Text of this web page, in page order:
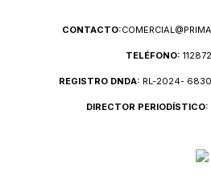
CONTACTO:
TELÉFONO:
REGISTRO DNDA: RL-2024-
DIRECTOR PERIODÍSTICO: